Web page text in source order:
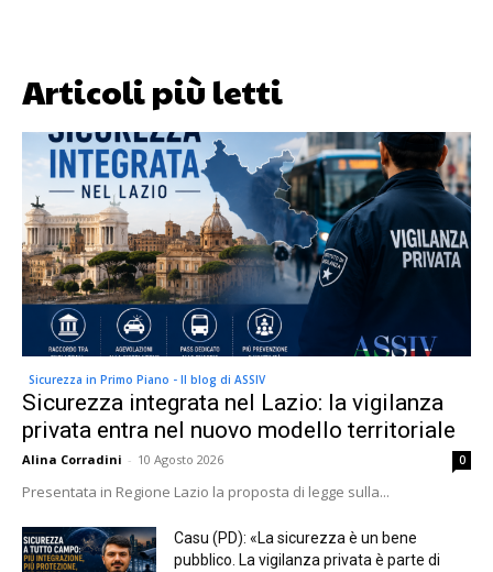
Articoli più letti
Sicurezza in Primo Piano - Il blog di ASSIV
Sicurezza integrata nel Lazio: la vigilanza
privata entra nel nuovo modello territoriale
Alina Corradini - 10 Agosto 2026 0
Presentata in Regione Lazio la proposta di legge sulla...
Casu (PD): «La sicurezza è un bene
pubblico. La vigilanza privata è parte di